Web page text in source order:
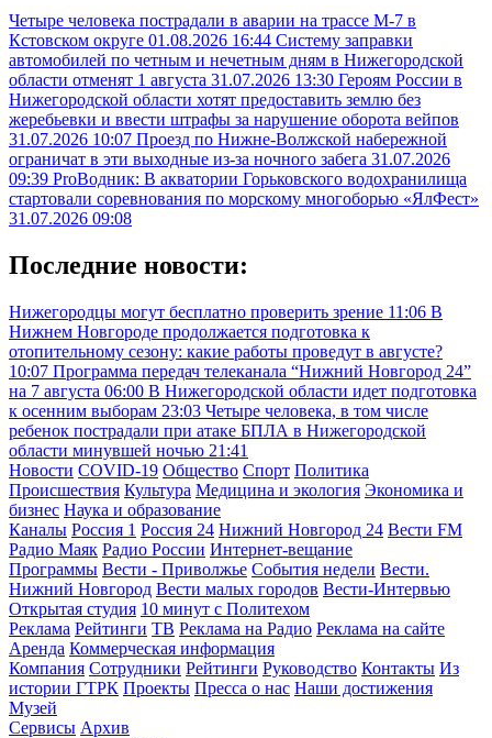
Четыре человека пострадали в аварии на трассе М-7 в
Кстовском округе 01.08.2026 16:44 Систему заправки
автомобилей по четным и нечетным дням в Нижегородской
области отменят 1 августа 31.07.2026 13:30 Героям России в
Нижегородской области хотят предоставить землю без
жеребьевки и ввести штрафы за нарушение оборота вейпов
31.07.2026 10:07 Проезд по Нижне-Волжской набережной
ограничат в эти выходные из-за ночного забега 31.07.2026
09:39 ProВодник: В акватории Горьковского водохранилища
стартовали соревнования по морскому многоборью «ЯлФест»
31.07.2026 09:08
Последние новости:
Нижегородцы могут бесплатно проверить зрение 11:06 В
Нижнем Новгороде продолжается подготовка к
отопительному сезону: какие работы проведут в августе?
10:07 Программа передач телеканала “Нижний Новгород 24”
на 7 августа 06:00 В Нижегородской области идет подготовка
к осенним выборам 23:03 Четыре человека, в том числе
ребенок пострадали при атаке БПЛА в Нижегородской
области минувшей ночью 21:41
Новости COVID-19 Общество Спорт Политика
Происшествия Культура Медицина и экология Экономика и
бизнес Наука и образование
Каналы Россия 1 Россия 24 Нижний Новгород 24 Вести FM
Радио Маяк Радио России Интернет-вещание
Программы Вести - Приволжье События недели Вести.
Нижний Новгород Вести малых городов Вести-Интервью
Открытая студия 10 минут с Политехом
Реклама Рейтинги ТВ Реклама на Радио Реклама на сайте
Аренда Коммерческая информация
Компания Сотрудники Рейтинги Руководство Контакты Из
истории ГТРК Проекты Пресса о нас Наши достижения
Музей
Сервисы Архив